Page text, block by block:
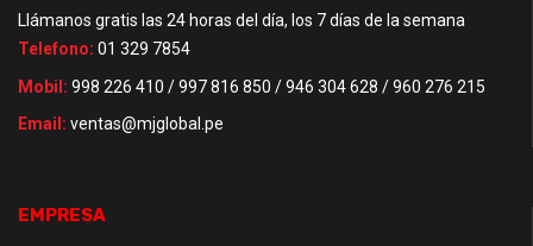
Llámanos gratis las 24 horas del día, los 7 días de la semana
Telefono: 01 329 7854
Mobil: 998 226 410 / 997 816 850 / 946 304 628 / 960 276 215
Email: ventas@mjglobal.pe
EMPRESA